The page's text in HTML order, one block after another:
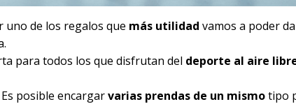
uno de los regalos que más utilidad vamos a poder
para todos los que disfrutan del deporte al aire
posible encargarvarias prendas de un mismotipo